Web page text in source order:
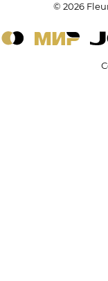
© 2026